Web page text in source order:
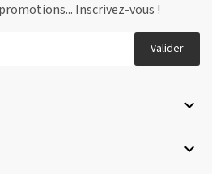
Inscrivez-vous !
Valider

